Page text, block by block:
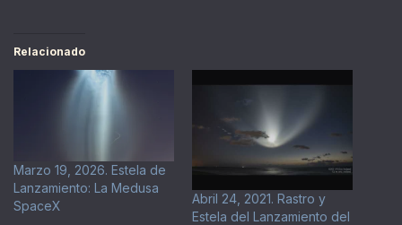
Relacionado
Marzo 19, 2026. Estela de
Lanzamiento: La Medusa
SpaceX
Abril 24, 2021. Rastro y
Estela del Lanzamiento del